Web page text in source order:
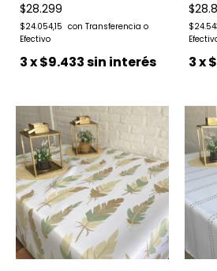
$28.299
$24.054,15
3x$9.433sin interés 3x